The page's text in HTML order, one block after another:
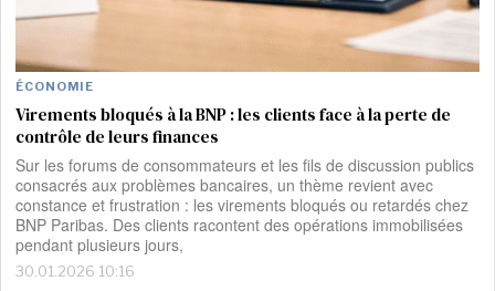
ÉCONOMIE
Virements bloqués à la BNP : les clients face à la perte de
contrôle de leurs finances
Sur les forums de consommateurs et les fils de discussion publics
consacrés aux problèmes bancaires, un thème revient avec
constance et frustration : les virements bloqués ou retardés chez
BNP Paribas. Des clients racontent des opérations immobilisées
pendant plusieurs jours,
30.01.2026 10:16